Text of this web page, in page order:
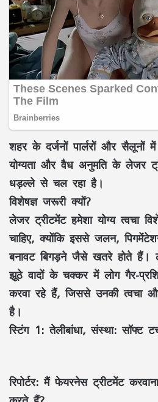
शहर के दर्जनों पार्लरों और सैलूनों
योग्यता और वैध अनुमति के लेजर
धड़ल्ले से चल रहा है।
विशेषज्ञ जरूरी क्यों?
लेजर ट्रीटमेंट हमेशा योग्य त्वचा
चाहिए, क्योंकि इससे जलन,
बनावट बिगड़ने जैसे खतरे होते
झूठे वादों के चक्कर में लोग गैर-
करवा रहे हैं, जिससे उनकी त्वचा
है।
स्टिंग 1: तेलीबांधा, संस्था: सॉफ्ट
रिपोर्टर: मैं फेयरनेस ट्रीटमेंट